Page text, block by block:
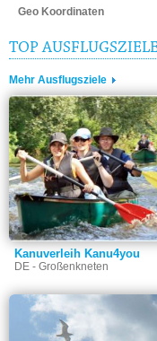
Geo Koordinaten
TOP
Mehr Ausflugsziele
Kanuverleih Kanu4you
DE - Großenkneten